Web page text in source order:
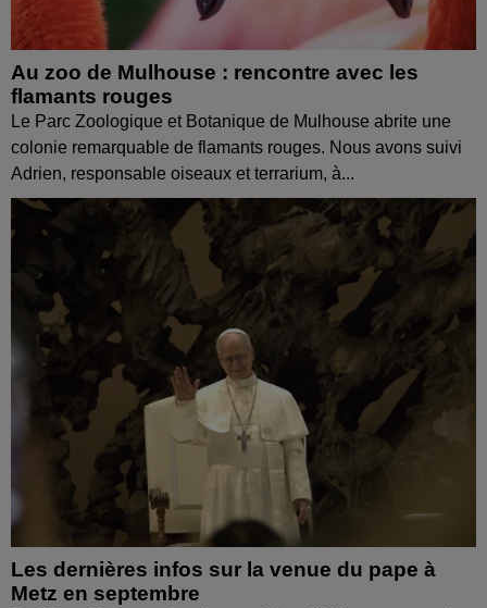
Au zoo de Mulhouse : rencontre avec les
flamants rouges
Le Parc Zoologique et Botanique de Mulhouse abrite une
colonie remarquable de flamants rouges. Nous avons suivi
Adrien, responsable oiseaux et terrarium, à...
Les dernières infos sur la venue du pape à
Metz en septembre